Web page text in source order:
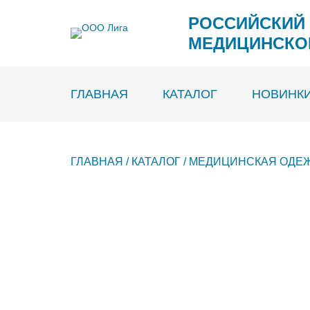
ГЛАВНАЯ КАТАЛОГ
ГЛАВНАЯ / КАТАЛОГ / МЕДИЦИНСКАЯ